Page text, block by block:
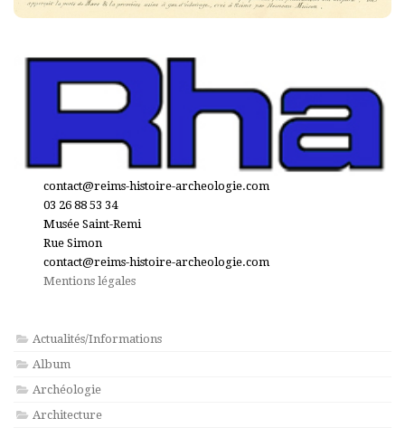
contact@reims-histoire-archeologie.com
03 26 88 53 34
Musée Saint-Remi
Rue Simon
contact@reims-histoire-archeologie.com
Mentions légales
Actualités/Informations
Album
Archéologie
Architecture